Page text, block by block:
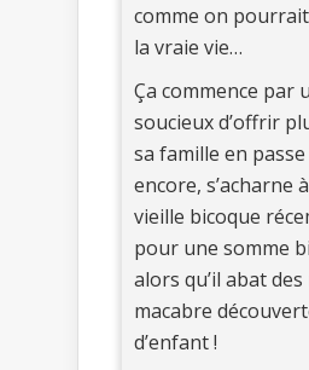
comme on
la vraie vie…
Ça commence par
soucieux d’offrir
sa famille en
encore, s’acharne
vieille bicoque
pour une somme
alors qu’il abat
macabre
d’enfant !